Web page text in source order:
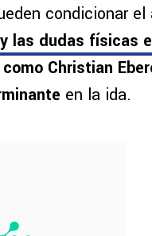
condicionar el
las dudas físicas
Christian
en la ida.